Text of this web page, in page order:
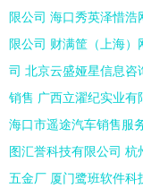
限公司 海口秀英泽惜浩
限公司 财满筐（上海）
司 北京云盛娅星信息咨
销售 广西立濯纪实业有
海口市遥途汽车销售服
图汇誉科技有限公司 杭
五金厂 厦门鹭班软件科